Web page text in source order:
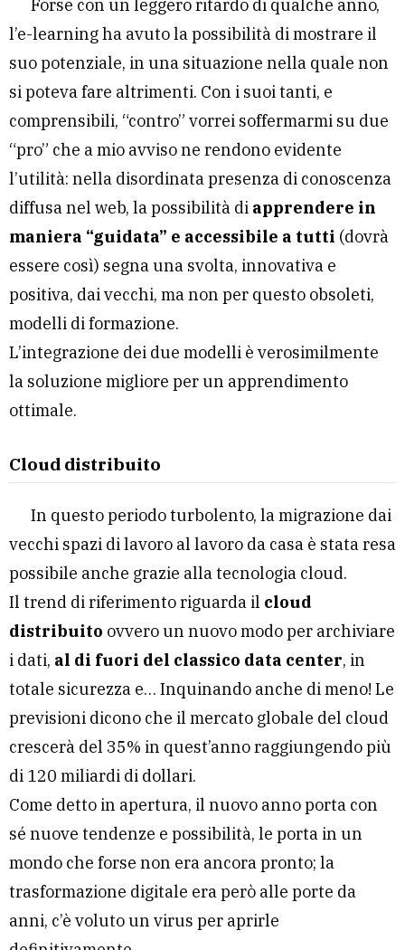
Forse con un leggero ritardo di qualche anno,
l’e-learning ha avuto la possibilità di mostrare il
suo potenziale, in una situazione nella quale non
si poteva fare altrimenti. Con i suoi tanti, e
comprensibili, “contro” vorrei soffermarmi su due
“pro” che a mio avviso ne rendono evidente
l’utilità: nella disordinata presenza di conoscenza
diffusa nel web, la possibilità di apprendere in
maniera “guidata” e accessibile a tutti (dovrà
essere così) segna una svolta, innovativa e
positiva, dai vecchi, ma non per questo obsoleti,
modelli di formazione.
L’integrazione dei due modelli è verosimilmente
la soluzione migliore per un apprendimento
ottimale.
Cloud distribuito
In questo periodo turbolento, la migrazione dai
vecchi spazi di lavoro al lavoro da casa è stata resa
possibile anche grazie alla tecnologia cloud.
Il trend di riferimento riguarda il cloud
distribuito ovvero un nuovo modo per archiviare
i dati, al di fuori del classico data center, in
totale sicurezza e… Inquinando anche di meno! Le
previsioni dicono che il mercato globale del cloud
crescerà del 35% in quest’anno raggiungendo più
di 120 miliardi di dollari.
Come detto in apertura, il nuovo anno porta con
sé nuove tendenze e possibilità, le porta in un
mondo che forse non era ancora pronto; la
trasformazione digitale era però alle porte da
anni, c’è voluto un virus per aprirle